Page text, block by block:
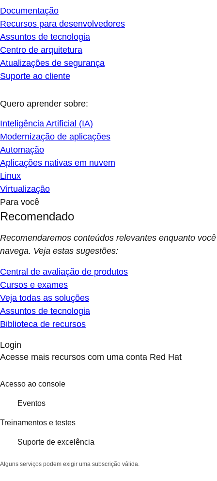
Documentação
Recursos para desenvolvedores
Assuntos de tecnologia
Centro de arquitetura
Atualizações de segurança
Suporte ao cliente
Quero aprender sobre:
Inteligência Artificial (IA)
Modernização de aplicações
Automação
Aplicações nativas em nuvem
Linux
Virtualização
Para você
Recomendado
Recomendaremos conteúdos relevantes enquanto você
navega. Veja estas sugestões:
Central de avaliação de produtos
Cursos e exames
Veja todas as soluções
Assuntos de tecnologia
Biblioteca de recursos
Login
Acesse mais recursos com uma conta Red Hat
Acesso ao console
Eventos
Treinamentos e testes
Suporte de excelência
Alguns serviços podem exigir uma subscrição válida.